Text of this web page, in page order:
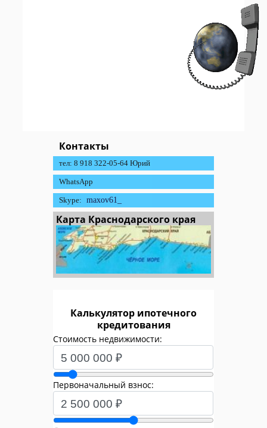
Контакты
тел: 8 918 322-05-64 Юрий
WhatsApp
Skype: maxov61_
Карта Краснодарского края
Калькулятор ипотечного
кредитования
Стоимость недвижимости:
Первоначальный взнос: